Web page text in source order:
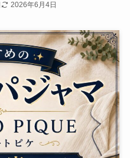
2026年6月4日